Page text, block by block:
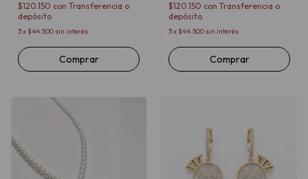
$120.150 con Transferencia o
depósito
3x $44.500 sin interés
Comprar
$120.150 con Transferencia o
depósito
3x $44.500 sin interés
Comprar